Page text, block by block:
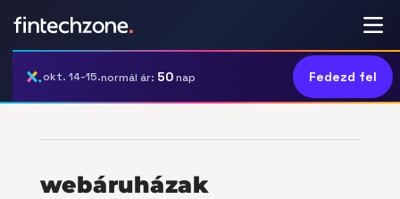
okt. 14-15.normál ár: 50nap Fedezd fel
webáruházak